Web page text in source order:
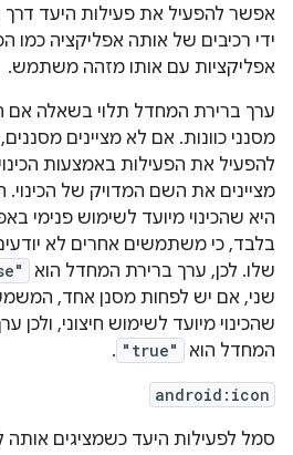
אפשר להפעיל את פעילות היעד דרך
ידי רכיבים של אותה אפליקציה כמו
אפליקציות עם אותו מזהה משתמש.
ערך ברירת המחדל תלוי בשאלה אם
מסנני כוונות. אם לא מציינים
להפעיל את הפעילות באמצעות
מציינים את השם המדויק של
היא שהכינוי מיועד לשימוש פנימי
בלבד, כי משתמשים אחרים לא
שלו. לכן, ערך ברירת המחדל הוא
שני, אם יש לפחות מסנן אחד,
שהכינוי מיועד לשימוש חיצוני, ולכן
המחדל הוא
"true"
.
android:icon
סמל לפעילות היעד כשמציגים